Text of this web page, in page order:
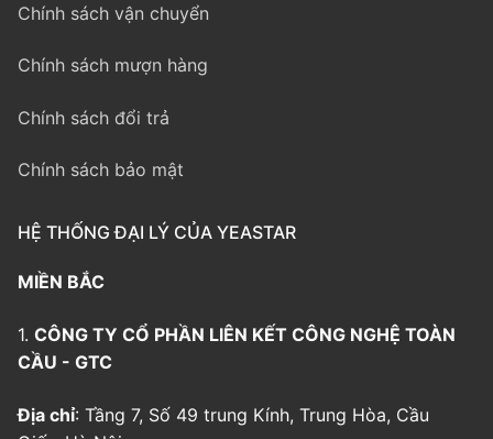
Chính sách vận chuyển
Chính sách mượn hàng
Chính sách đổi trả
Chính sách bảo mật
HỆ THỐNG ĐẠI LÝ CỦA YEASTAR
MIỀN BẮC
1. CÔNG TY CỔ PHẦN LIÊN KẾT CÔNG NGHỆ TOÀN
CẦU - GTC
Địa chỉ: Tầng 7, Số 49 trung Kính, Trung Hòa, Cầu